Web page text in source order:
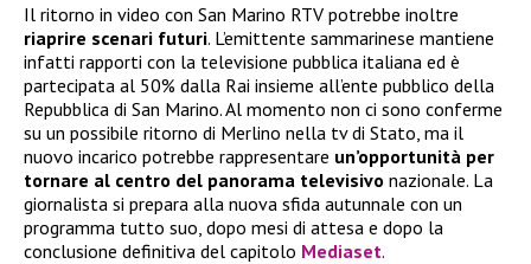
Il ritorno in video con San Marino RTV potrebbe inoltre
riaprire scenari futuri. L’emittente sammarinese mantiene
infatti rapporti con la televisione pubblica italiana ed è
partecipata al 50% dalla Rai insieme all’ente pubblico della
Repubblica di San Marino. Al momento non ci sono conferme
su un possibile ritorno di Merlino nella tv di Stato, ma il
nuovo incarico potrebbe rappresentare un’opportunità per
tornare al centro del panorama televisivo nazionale. La
giornalista si prepara alla nuova sfida autunnale con un
programma tutto suo, dopo mesi di attesa e dopo la
conclusione definitiva del capitolo Mediaset.